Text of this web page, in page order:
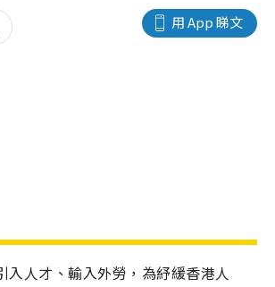
用 App 睇文
入人才、輸入外勞，為紓緩香港人